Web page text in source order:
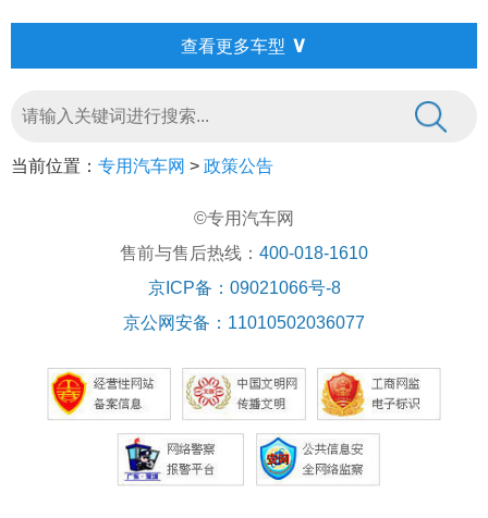
查看更多车型 ∨
当前位置： 专用汽车网 > 政策公告
©专用汽车网
售前与售后热线： 400-018-1610
京ICP备：09021066号-8
京公网安备：11010502036077